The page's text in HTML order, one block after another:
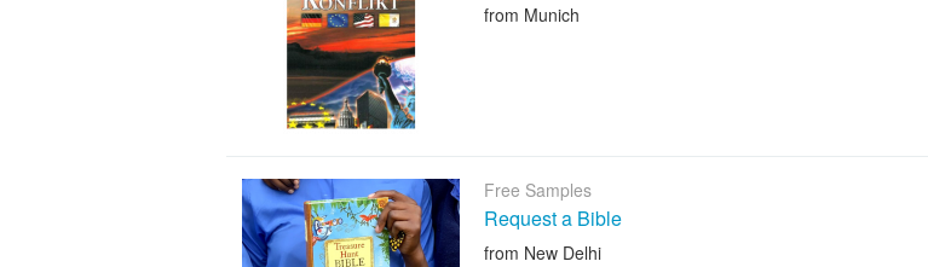
from Munich
Free Samples
Request a Bible
from New Delhi